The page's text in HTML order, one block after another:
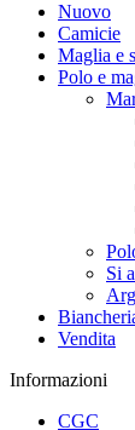
Nuovo
Camicie
Maglia e
Polo e
Si
Vendita
Informazioni
CGC